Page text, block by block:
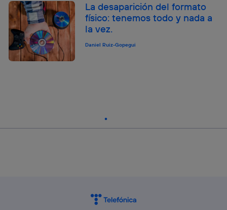
La desaparición del formato
físico: tenemos todo y nada a
la vez.
Daniel Ruiz-Gopegui